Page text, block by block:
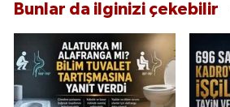
Bunlar da ilginizi çekebilir